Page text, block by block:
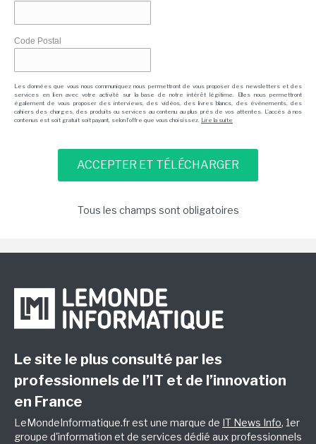
Code Postal
Les données que vous nous communiquez nous permettront de vous proposer des newsletters et des
services en lien avec votre activité sur la base de notre intérêt légitime. Elles nous permettront
également de vous proposer des interviews, des vidéos, des livres blancs, des événements, des
cahiers des charges, des produits ou services au contenu au plus près de vos attentes. L'accès à nos
contenus est soit gratuit soit payant, selon l'offre que vous choisissez. Lire la suite
Tous les champs sont obligatoires
Le site le plus consulté par les
professionnels de l’IT et de l’innovation
en France
LeMondeInformatique.fr est une marque de IT News Info, 1er
groupe d'information et de services dédié aux professionnels